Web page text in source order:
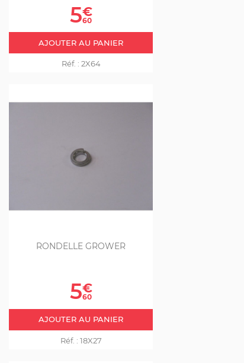
Prix
5€
60
AJOUTER AU PANIER
Réf. : 2X64
RONDELLE GROWER
Prix
5€
60
AJOUTER AU PANIER
Réf. : 18X27